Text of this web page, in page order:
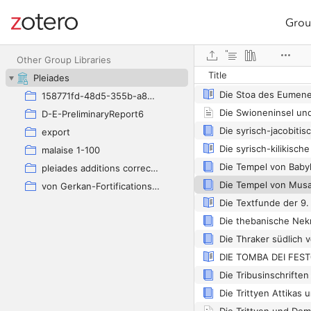
Site navigation
Other Group Libraries
Pleiades
158771fd-48d5-355b-a887-59923900a426
D-E-PreliminaryReport6
export
malaise 1-100
pleiades additions corrected
von Gerkan-Fortifications(Dura)
Title
Die Stoa des
Die Textfunde der 9.